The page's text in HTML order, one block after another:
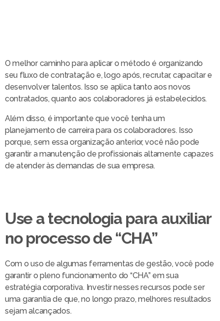
O melhor caminho para aplicar o método é organizando
seu fluxo de contratação e, logo após, recrutar, capacitar e
desenvolver talentos. Isso se aplica tanto aos novos
contratados, quanto aos colaboradores já estabelecidos.
Além disso, é importante que você tenha um
planejamento de carreira para os colaboradores. Isso
porque, sem essa organização anterior, você não pode
garantir a manutenção de profissionais altamente capazes
de atender às demandas de sua empresa.
Use a tecnologia para auxiliar
no processo de “CHA”
Com o uso de algumas ferramentas de gestão, você pode
garantir o pleno funcionamento do “CHA” em sua
estratégia corporativa. Investir nesses recursos pode ser
uma garantia de que, no longo prazo, melhores resultados
sejam alcançados.